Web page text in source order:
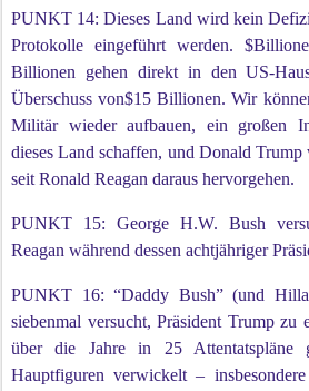
PUNKT 14: Dieses Land wird kein
Protokolle eingeführt werden.
Billionen gehen direkt in den US-
Überschuss von$15 Billionen. Wir
Militär wieder aufbauen, ein großen
dieses Land schaffen, und Donald
seit Ronald Reagan daraus hervorgehen.
PUNKT 15: George H.W. Bush
Reagan während dessen achtjähriger
PUNKT 16: “Daddy Bush” (und
siebenmal versucht, Präsident Trump
über die Jahre in 25 Attentatspläne
Hauptfiguren verwickelt –